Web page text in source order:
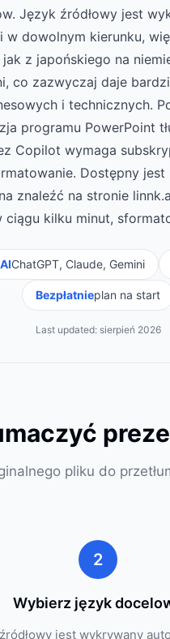
Język źródłowy jest
w dowolnym kierunku,
z japońskiego na
co zazwyczaj daje
i technicznych.
programu PowerPoint
Copilot wymaga
Dostępny
znaleźć na stronie
ciągu kilku minut,
ChatGPT, Claude, Gemini
Bezpłatnieplan na start
Last updated: sierpień 2026
pliku do
2
Wybierz język
jest wykrywany